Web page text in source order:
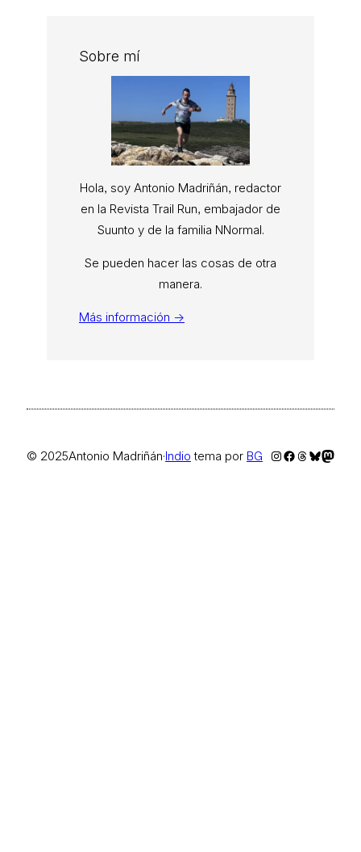
Sobre mí
Hola, soy Antonio Madriñán, redactor
en la Revista Trail Run, embajador de
Suunto y de la familia NNormal.
Se pueden hacer las cosas de otra
manera.
Más información →
© 2025Antonio Madriñán·Indio tema por BG Instagram
Facebook
Threads
Bluesky